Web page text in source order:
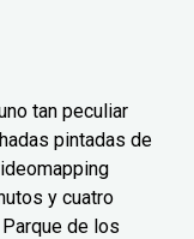
tan peculiar
pintadas de
y cuatro
de los